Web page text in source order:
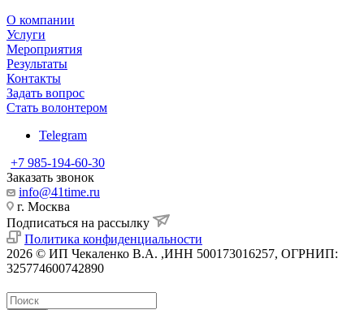
О компании
Услуги
Мероприятия
Результаты
Контакты
Задать вопрос
Стать волонтером
Telegram
+7 985-194-60-30
Заказать звонок
info@41time.ru
г. Москва
Подписаться на рассылку
Политика конфиденциальности
2026 © ИП Чекаленко В.А. ,ИНН 500173016257, ОГРНИП:
325774600742890